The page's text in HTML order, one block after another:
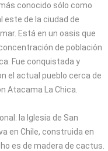
conocido sólo como
este de la ciudad de
Está en un oasis que
de población
Fue conquistada y
el actual pueblo cerca de
Atacama La Chica.
la Iglesia de San
en Chile, construida en
es de madera de cactus.